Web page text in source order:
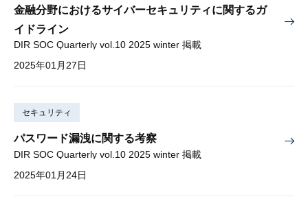
金融分野におけるサイバーセキュリティに関するガ
イドライン
DIR SOC Quarterly vol.10 2025 winter 掲載
2025年01月27日
セキュリティ
パスワード漏洩に関する考察
DIR SOC Quarterly vol.10 2025 winter 掲載
2025年01月24日